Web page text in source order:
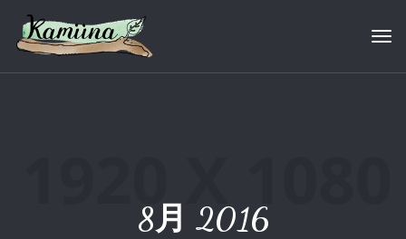
8月 2016